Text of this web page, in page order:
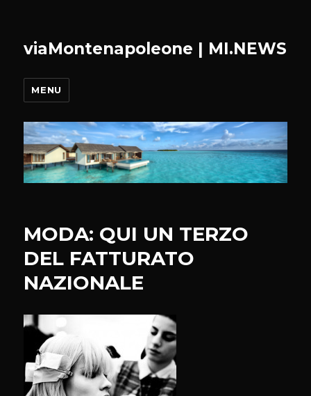
viaMontenapoleone | MI.NEWS
MENU
MODA: QUI UN TERZO
DEL FATTURATO
NAZIONALE